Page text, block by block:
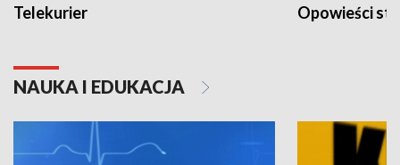
Telekurier Opowieści
NAUKA I EDUKACJA